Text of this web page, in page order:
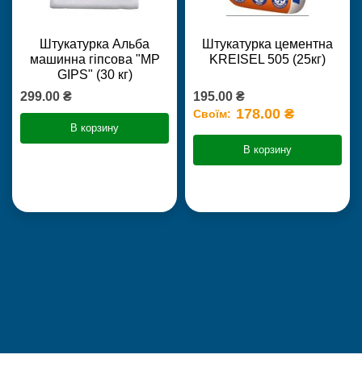
Штукатурка Альба
машинна гіпсова "MP
GIPS" (30 кг)
299.00 ₴
В корзину
Штукатурка цементна
KREISEL 505 (25кг)
195.00 ₴
Своїм: 178.00 ₴
В корзину